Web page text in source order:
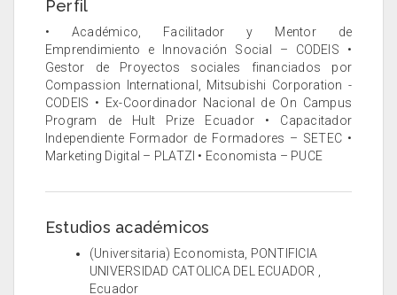
Perfil
• Académico, Facilitador y Mentor de
Emprendimiento e Innovación Social – CODEIS •
Gestor de Proyectos sociales financiados por
Compassion International, Mitsubishi Corporation -
CODEIS • Ex-Coordinador Nacional de On Campus
Program de Hult Prize Ecuador • Capacitador
Independiente Formador de Formadores – SETEC •
Marketing Digital – PLATZI • Economista – PUCE
Estudios académicos
(Universitaria) Economista, PONTIFICIA
UNIVERSIDAD CATOLICA DEL ECUADOR ,
Ecuador